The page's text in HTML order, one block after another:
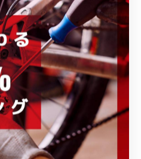
のお問合せはこちらまで↓
0270-23-9080
ております(*´ω｀*)